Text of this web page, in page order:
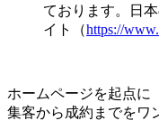
ております。日
イト（https://
ホームページを起点に
集客から成約までをワ